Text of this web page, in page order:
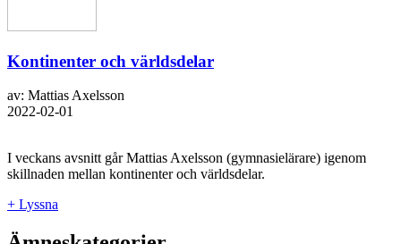
Kontinenter och världsdelar
av: Mattias Axelsson
2022-02-01
I veckans avsnitt går Mattias Axelsson (gymnasielärare) igenom
skillnaden mellan kontinenter och världsdelar.
+ Lyssna